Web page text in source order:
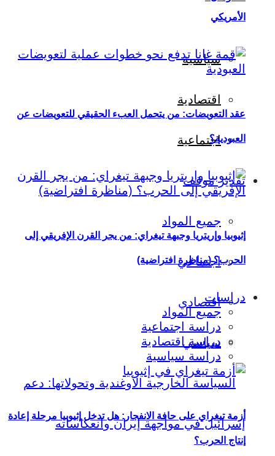
سياسية
اقتصادية
اجتماعية
تقدير موقف
جميع المواد
اجتماعي
اقتصادي
سياسي
الأمريكي
عقد التعويضات: من يتحمل العبء الحقيقي للتعويضات عن
العبودية؟
إثيوبيا وإريتريا وجبهة تيغراي: من يجر القرن الإفريقي إلى
الحرب؟ (مناظرة افتراضية)
دراسات
جميع المواد
دراسة اجتماعية
دراسة اقتصادية
دراسة سياسية
أزمة تيغراي على حافة الانفجار: هل تدخل إثيوبيا مرحلة إعادة
إنتاج الحرب؟